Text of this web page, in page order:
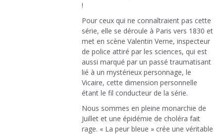
!
Pour ceux qui ne connaîtraient pas cette
série, elle se déroule à Paris vers 1830 et
met en scène Valentin Verne, inspecteur
de police attiré par les sciences, qui est
aussi marqué par un passé traumatisant
lié à un mystérieux personnage, le
Vicaire, cette dimension personnelle
étant le fil conducteur de la série.
Nous sommes en pleine monarchie de
Juillet et une épidémie de choléra fait
rage. « La peur bleue » crée une véritable